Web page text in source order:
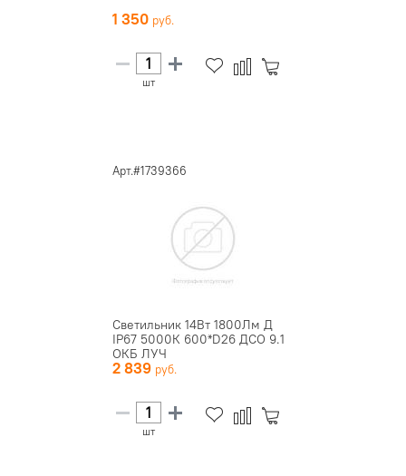
1 350
шт
Арт.#1739366
Светильник 14Вт 1800Лм Д
IP67 5000К 600*D26 ДСО 9.1
ОКБ ЛУЧ
2 839
шт